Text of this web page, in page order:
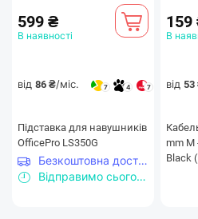
599 ₴
В наявності
від 86 ₴/міс. 7 4 7
Підставка для навушників
OfficePro LS350G
Безкоштовна доставка
Відправимо сьогодні
159
В
від 53
mm M
Black